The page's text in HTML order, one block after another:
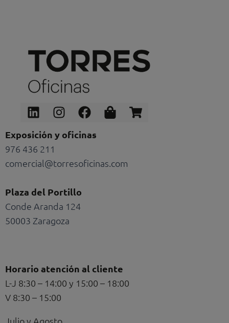
LinkedinInstagram
Facebook
Shopping-
bag
Shopping-
cart
Exposición y oficinas
976 436 211
comercial@torresoficinas.com
Plaza del Portillo
Conde Aranda 124
50003 Zaragoza
Horario atención al cliente
L-J 8:30 – 14:00 y 15:00 – 18:00
V 8:30 – 15:00